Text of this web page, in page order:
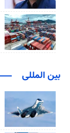
بین المللی